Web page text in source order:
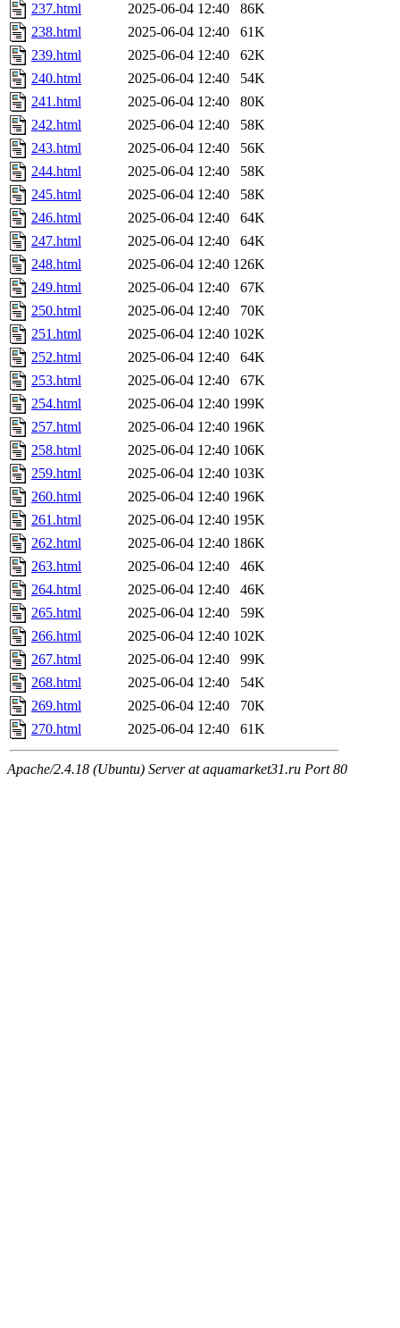
237.html
2025-06-04 12:40
86K
238.html
2025-06-04 12:40
61K
239.html
2025-06-04 12:40
62K
240.html
2025-06-04 12:40
54K
241.html
2025-06-04 12:40
80K
242.html
2025-06-04 12:40
58K
243.html
2025-06-04 12:40
56K
244.html
2025-06-04 12:40
58K
245.html
2025-06-04 12:40
58K
246.html
2025-06-04 12:40
64K
247.html
2025-06-04 12:40
64K
248.html
2025-06-04 12:40 126K
249.html
2025-06-04 12:40
67K
250.html
2025-06-04 12:40
70K
251.html
2025-06-04 12:40 102K
252.html
2025-06-04 12:40
64K
253.html
2025-06-04 12:40
67K
254.html
2025-06-04 12:40 199K
257.html
2025-06-04 12:40 196K
258.html
2025-06-04 12:40 106K
259.html
2025-06-04 12:40 103K
260.html
2025-06-04 12:40 196K
261.html
2025-06-04 12:40 195K
262.html
2025-06-04 12:40 186K
263.html
2025-06-04 12:40
46K
264.html
2025-06-04 12:40
46K
265.html
2025-06-04 12:40
59K
266.html
2025-06-04 12:40 102K
267.html
2025-06-04 12:40
99K
268.html
2025-06-04 12:40
54K
269.html
2025-06-04 12:40
70K
270.html
2025-06-04 12:40 61K
Apache/2.4.18 (Ubuntu) Server at aquamarket31.ru Port 80